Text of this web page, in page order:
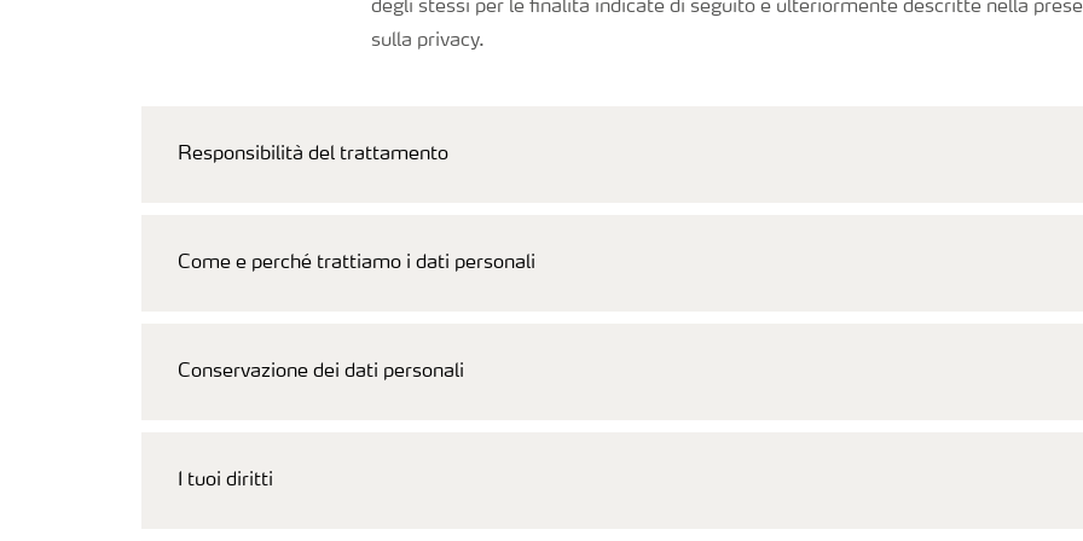
degli stessi per le finalità indicate di seguito e ulteriormente descritte nella
sulla privacy.
Responsibilità del trattamento
Come e perché trattiamo i dati personali
Conservazione dei dati personali
I tuoi diritti